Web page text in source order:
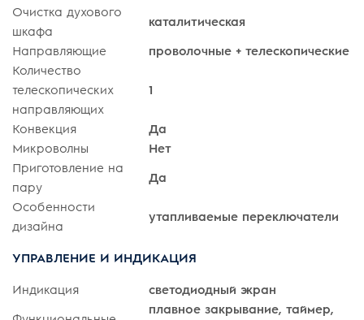
Очистка духового
шкафа
каталитическая
Направляющие
проволочные + телескопические
Количество
телескопических
направляющих
1
Конвекция
Да
Микроволны
Нет
Приготовление на
пару
Да
Особенности
дизайна
утапливаемые переключатели
УПРАВЛЕНИЕ И ИНДИКАЦИЯ
Индикация
светодиодный экран
плавное закрывание, таймер,